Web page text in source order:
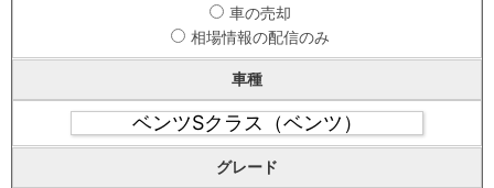
車の売却
相場情報の配信のみ
車種
グレード